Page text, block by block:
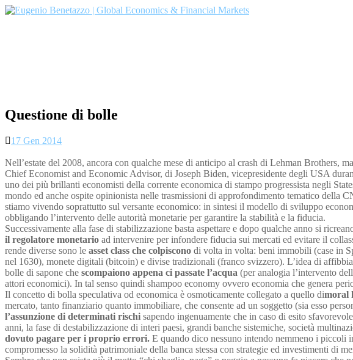
Skip
Questione di bolle
17 Gen 2014
Nell’estate del 2008, ancora con qualche mese di anticipo al crash di Lehman Brothers,
Chief Economist and Economic Advisor, di Joseph Biden, vicepresidente degli USA
uno dei più brillanti economisti della corrente economica di stampo progressista negli
mondo ed anche ospite opinionista nelle trasmissioni di approfondimento tematico della
stiamo vivendo soprattutto sul versante economico: in sintesi il modello di sviluppo
obbligando l’intervento delle autorità monetarie per garantire la stabilità e la fiducia.
Successivamente alla fase di stabilizzazione basta aspettare e dopo qualche anno si
il regolatore monetario ad intervenire per infondere fiducia sui mercati ed evitare il
rende diverse sono le asset class che colpiscono di volta in volta: beni immobili (case in
nel 1630), monete digitali (bitcoin) e divise tradizionali (franco svizzero). L’idea di
bolle di sapone che scompaiono appena ci passate l’acqua (per analogia l’intervento
attori economici). In tal senso quindi shampoo economy ovvero economia che genera
Il concetto di bolla speculativa od economica è osmoticamente collegato a quello dimoral
mercato, tanto finanziario quanto immobiliare, che consente ad un soggetto (sia esso
l’assunzione di determinati rischi sapendo ingenuamente che in caso di esito
anni, la fase di destabilizzazione di interi paesi, grandi banche sistemiche, società
dovuto pagare per i proprio errori. E quando dico nessuno intendo nemmeno i
compromesso la solidità patrimoniale della banca stessa con strategie ed investimenti di